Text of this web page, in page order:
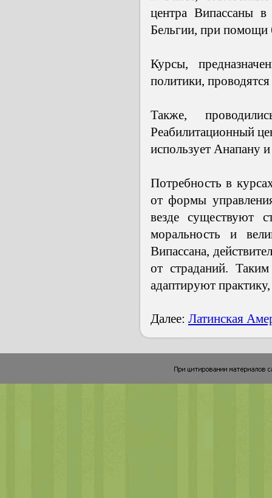
центра Випассаны
Бельгии, при помощи
Курсы,
политики,
Также,
Реабилитационный
использует Анапану
Потребность в
от формы
везде существуют
моральность и
Випассана,
от страданий.
адаптируют
Далее: Латинская